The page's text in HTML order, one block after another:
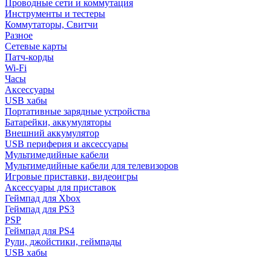
Проводные сети и коммутация
Инструменты и тестеры
Коммутаторы, Свитчи
Разное
Сетевые карты
Патч-корды
Wi-Fi
Часы
Аксессуары
USB хабы
Портативные зарядные устройства
Батарейки, аккумуляторы
Внешний аккумулятор
USB периферия и аксессуары
Мультимедийные кабели
Мультимедийные кабели для телевизоров
Игровые приставки, видеоигры
Аксессуары для приставок
Геймпад для Xbox
Геймпад для PS3
PSP
Геймпад для PS4
Рули, джойстики, геймпады
USB хабы